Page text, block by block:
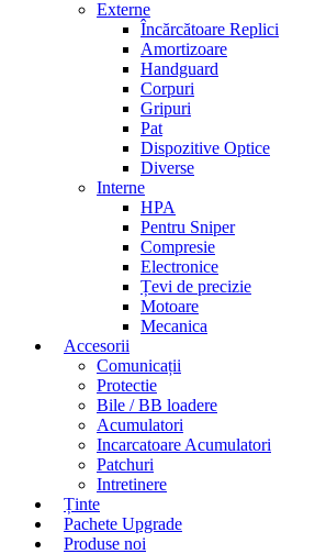
Externe
Încărcătoare Replici
Amortizoare
Handguard
Corpuri
Gripuri
Pat
Dispozitive Optice
Diverse
Interne
HPA
Pentru Sniper
Compresie
Electronice
Țevi de precizie
Motoare
Mecanica
Accesorii
Comunicații
Protectie
Bile / BB loadere
Acumulatori
Incarcatoare Acumulatori
Patchuri
Intretinere
Ținte
Pachete Upgrade
Produse noi